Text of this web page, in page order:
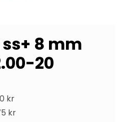
8 mm
20
kr
kr